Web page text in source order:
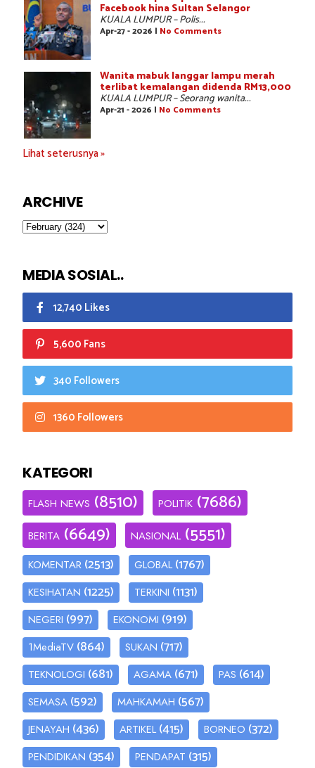
Facebook hina Sultan Selangor
KUALA LUMPUR – Polis...
Apr-27 - 2026 | No Comments
Wanita mabuk langgar lampu merah
terlibat kemalangan didenda RM13,000
KUALA LUMPUR – Seorang wanita...
Apr-21 - 2026 | No Comments
Lihat seterusnya »
ARCHIVE
MEDIA SOSIAL..
12,740 Likes
5,600 Fans
340 Followers
1360 Followers
KATEGORI
FLASH NEWS (8510) POLITIK (7686)
BERITA (6649) NASIONAL (5551)
KOMENTAR (2513) GLOBAL (1767)
KESIHATAN (1225) TERKINI (1131)
NEGERI (997) EKONOMI (919)
1MediaTV (864) SUKAN (717)
TEKNOLOGI (681) AGAMA (671) PAS (614)
SEMASA (592) MAHKAMAH (567)
JENAYAH (436) ARTIKEL (415) BORNEO (372)
PENDIDIKAN (354) PENDAPAT (315)